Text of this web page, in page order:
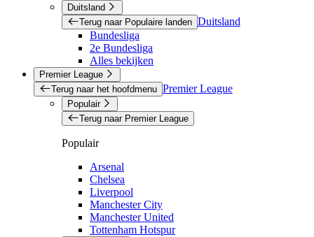
Duitsland
Terug naar Populaire landen Duitsland
Bundesliga
2e Bundesliga
Alles bekijken
Premier League
Terug naar het hoofdmenu Premier League
Populair
Terug naar Premier League
Populair
Arsenal
Chelsea
Liverpool
Manchester City
Manchester United
Tottenham Hotspur